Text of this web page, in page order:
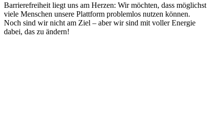
Barrierefreiheit liegt uns am Herzen: Wir möchten, dass möglichst
viele Menschen unsere Plattform problemlos nutzen können.
Noch sind wir nicht am Ziel – aber wir sind mit voller Energie
dabei, das zu ändern!